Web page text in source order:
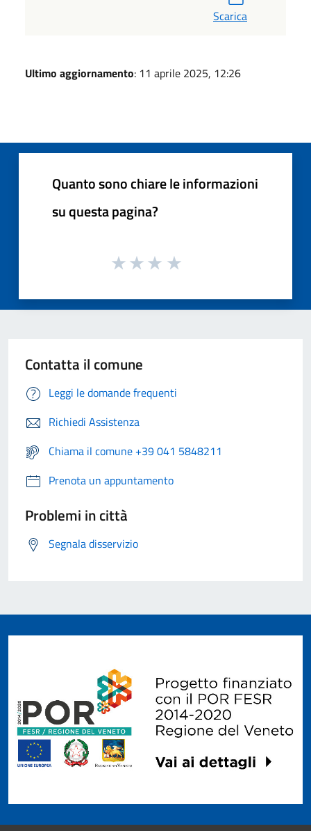
Scarica
Ultimo aggiornamento: 11 aprile 2025, 12:26
Quanto sono chiare le informazioni
su questa pagina?
Contatta il comune
Leggi le domande frequenti
Richiedi Assistenza
Chiama il comune +39 041 5848211
Prenota un appuntamento
Problemi in città
Segnala disservizio